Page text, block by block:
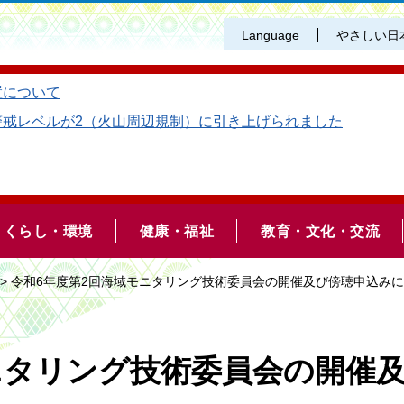
Language やさしい日
ついて
レベルが2（火山周辺規制）に引き上げられました
くらし・環境 健康・福祉 教育・文化・交流
令和6年度第2回海域モニタリング技術委員会の開催及び傍聴申込み
リング技術委員会の開催